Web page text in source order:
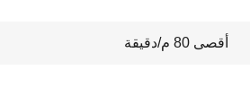
أقصى 80 م/دقيقة